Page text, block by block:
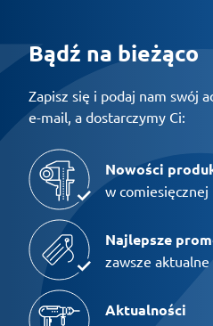
Bądź na bieżąco
Zapisz się i podaj nam swój
e-mail, a dostarczymy Ci:
Nowości
w comiesięcznej
Najlepsze
zawsze aktualne
Aktualności